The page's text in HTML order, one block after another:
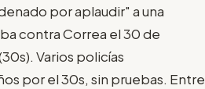
por aplaudir" a una
contra Correa el 30 de
Varios policías
por el 30s, sin pruebas. Entre